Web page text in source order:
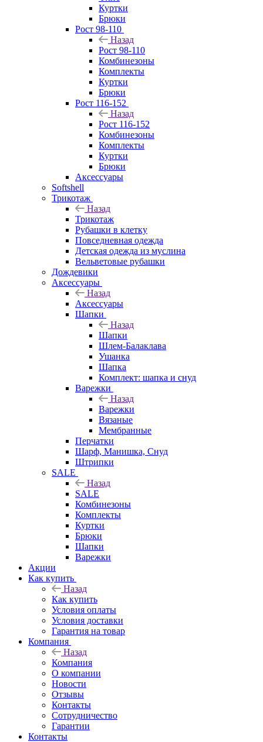
Куртки
Брюки
Рост 98-110
Назад
Рост 98-110
Комбинезоны
Комплекты
Куртки
Брюки
Рост 116-152
Назад
Рост 116-152
Комбинезоны
Комплекты
Куртки
Брюки
Аксессуары
Softshell
Трикотаж
Назад
Трикотаж
Рубашки в клетку
Повседневная одежда
Детская одежда из муслина
Вельветовые рубашки
Дождевики
Аксессуары
Назад
Аксессуары
Шапки
Назад
Шапки
Шлем-Балаклава
Ушанка
Шапка
Комплект: шапка и снуд
Варежки
Назад
Варежки
Вязаные
Мембранные
Перчатки
Шарф, Манишка, Снуд
Штрипки
SALE
Назад
SALE
Комбинезоны
Комплекты
Куртки
Брюки
Шапки
Варежки
Акции
Как купить
Назад
Как купить
Условия оплаты
Условия доставки
Гарантия на товар
Компания
Назад
Компания
О компании
Новости
Отзывы
Контакты
Сотрудничество
Гарантии
Контакты